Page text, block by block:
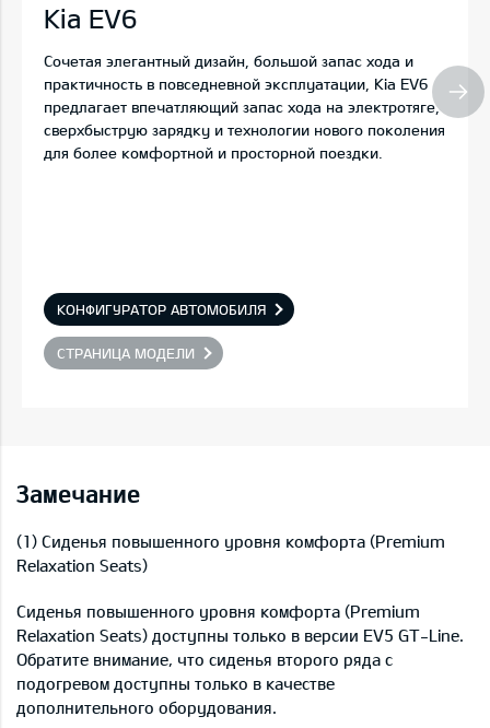
Kia EV6
Сочетая элегантный дизайн, большой запас хода и
практичность в повседневной эксплуатации, Kia EV6
предлагает впечатляющий запас хода на электротяге,
сверхбыструю зарядку и технологии нового поколения
для более комфортной и просторной поездки.
КОНФИГУРАТОР АВТОМОБИЛЯ
СТРАНИЦА МОДЕЛИ
Замечание
(1) Сиденья повышенного уровня комфорта (Premium
Relaxation Seats)
Сиденья повышенного уровня комфорта (Premium
Relaxation Seats) доступны только в версии EV5 GT-Line.
Обратите внимание, что сиденья второго ряда с
подогревом доступны только в качестве
дополнительного оборудования.